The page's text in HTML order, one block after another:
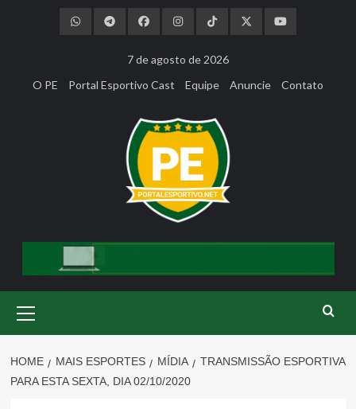
7 de agosto de 2026
O PE
Portal Esportivo Cast Equipe Anuncie Contato
Menu
HOME MAIS ESPORTES MÍDIA
TRANSMISSÃO ESPORTIVA
PARA ESTA SEXTA, DIA 02/10/2020